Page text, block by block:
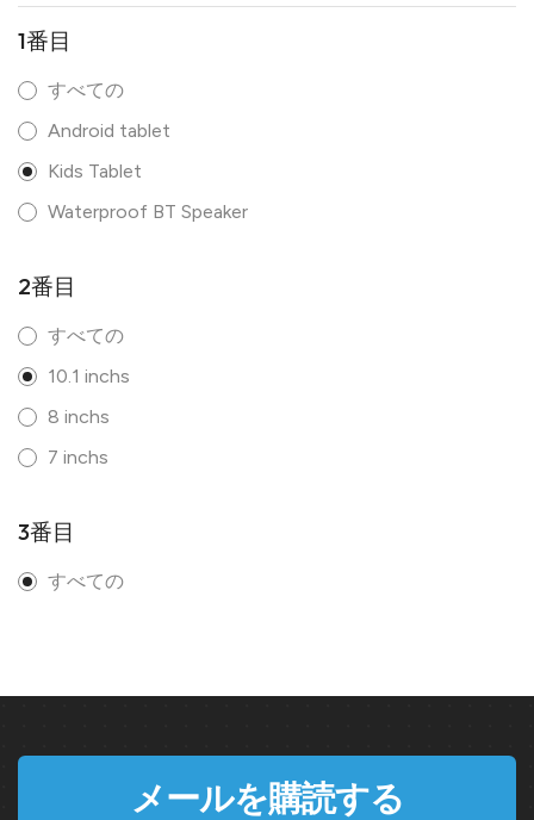
1番目
すべての
Android tablet
Kids Tablet
Waterproof BT Speaker
2番目
すべての
10.1 inchs
8 inchs
7 inchs
3番目
すべての
メールを購読する